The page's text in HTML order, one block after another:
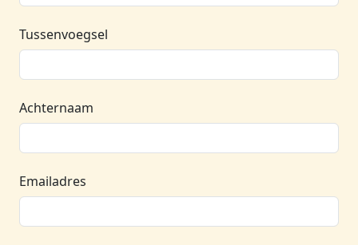
Tussenvoegsel
Achternaam
Emailadres